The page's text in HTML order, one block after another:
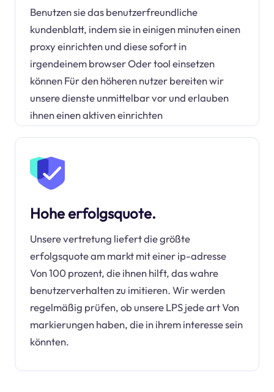
Benutzen sie das benutzerfreundliche
kundenblatt, indem sie in einigen minuten einen
proxy einrichten und diese sofort in
irgendeinem browser Oder tool einsetzen
können Für den höheren nutzer bereiten wir
unsere dienste unmittelbar vor und erlauben
ihnen einen aktiven einrichten
Hohe erfolgsquote.
Unsere vertretung liefert die größte
erfolgsquote am markt mit einer ip-adresse
Von 100 prozent, die ihnen hilft, das wahre
benutzerverhalten zu imitieren. Wir werden
regelmäßig prüfen, ob unsere LPS jede art Von
markierungen haben, die in ihrem interesse sein
könnten.